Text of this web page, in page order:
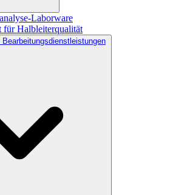
Laborware
für Halbleiterqualität